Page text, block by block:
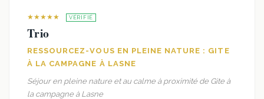
★★★★★ VÉRIFIÉ
Trio
RESSOURCEZ-VOUS EN PLEINE NATURE : GITE
À LA CAMPAGNE À LASNE
Séjour en pleine nature et au calme à proximité de Gite à
la campagne à Lasne